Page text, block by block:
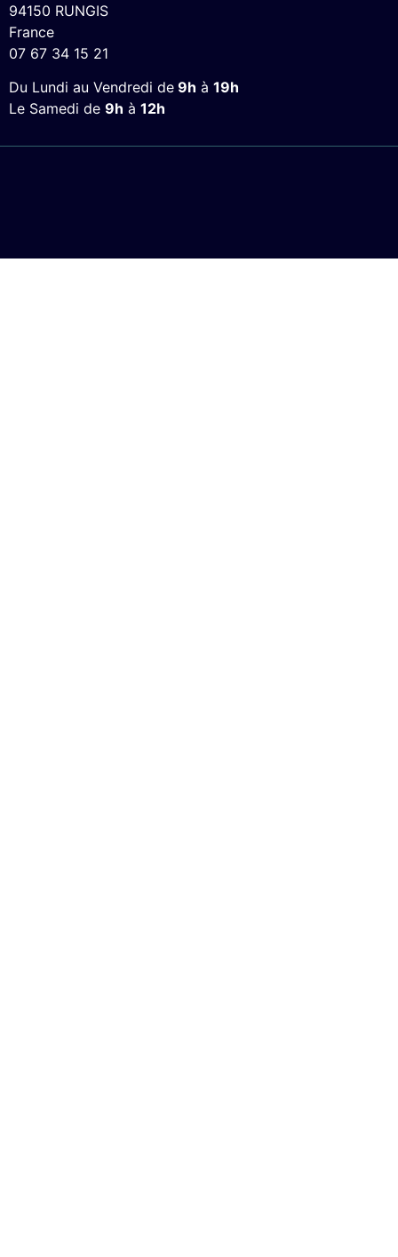
94150 RUNGIS
France
07 67 34 15 21
Du Lundi au Vendredi de 9h à 19h
Le Samedi de 9h à 12h